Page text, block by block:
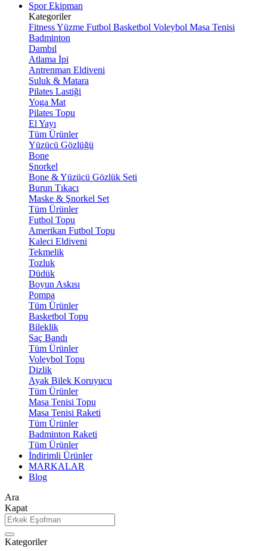
Spor Ekipman
Kategoriler
FitnessYüzme Futbol Basketbol Voleybol Masa Tenisi
Badminton
Dambıl
Atlama İpi
Antrenman Eldiveni
Suluk & Matara
Pilates Lastiği
Yoga Mat
Pilates Topu
El Yayı
Tüm Ürünler
Yüzücü Gözlüğü
Bone
Şnorkel
Bone & Yüzücü Gözlük Seti
Burun Tıkacı
Maske & Şnorkel Set
Tüm Ürünler
Futbol Topu
Amerikan Futbol Topu
Kaleci Eldiveni
Tekmelik
Tozluk
Düdük
Boyun Askısı
Pompa
Tüm Ürünler
Basketbol Topu
Bileklik
Saç Bandı
Tüm Ürünler
Voleybol Topu
Dizlik
Ayak Bilek Koruyucu
Tüm Ürünler
Masa Tenisi Topu
Masa Tenisi Raketi
Tüm Ürünler
Badminton Raketi
Tüm Ürünler
İndirimli Ürünler
MARKALAR
Blog
Ara
Kapat
Kategoriler